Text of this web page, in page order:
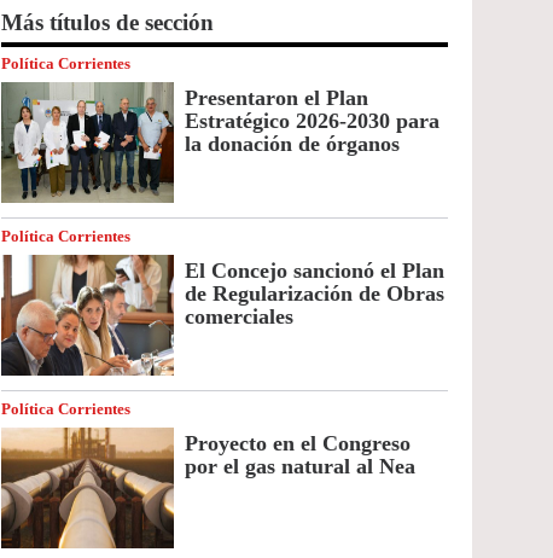
Más títulos de sección
Política Corrientes
Presentaron el Plan
Estratégico 2026-2030 para
la donación de órganos
Política Corrientes
El Concejo sancionó el Plan
de Regularización de Obras
comerciales
Política Corrientes
Proyecto en el Congreso
por el gas natural al Nea